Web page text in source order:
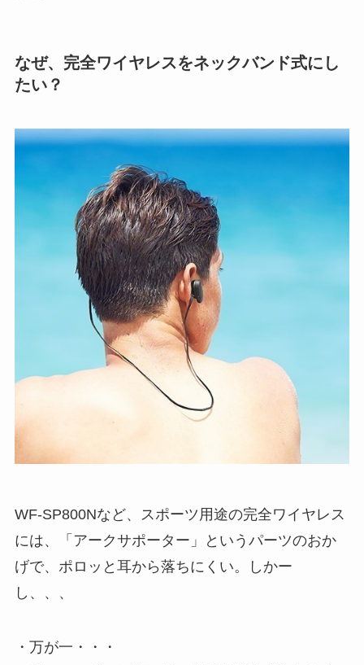
なぜ、完全ワイヤレスをネックバンド式にし
たい？
WF-SP800Nなど、スポーツ用途の完全ワイヤレス
には、「アークサポーター」というパーツのおか
げで、ポロッと耳から落ちにくい。しかー
し、、、
・万が一・・・